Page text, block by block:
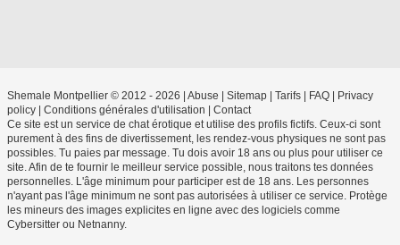
Shemale Montpellier © 2012 - 2026 Abuse Sitemap| Tarifs| FAQ|
Privacy
policy| Conditions générales d'utilisation
Contact
Ce site est un service de chat érotique et utilise des profils fictifs. Ceux-ci sont
purement à des fins de divertissement, les rendez-vous physiques ne sont pas
possibles. Tu paies par message. Tu dois avoir 18 ans ou plus pour utiliser ce
site. Afin de te fournir le meilleur service possible, nous traitons tes données
personnelles. L'âge minimum pour participer est de 18 ans. Les personnes
n'ayant pas l'âge minimum ne sont pas autorisées à utiliser ce service. Protège
les mineurs des images explicites en ligne avec des logiciels comme
Cybersitter ou Netnanny.